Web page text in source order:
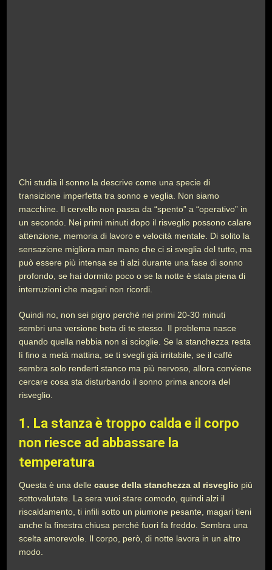
Chi studia il sonno la descrive come una specie di
transizione imperfetta tra sonno e veglia. Non siamo
macchine. Il cervello non passa da “spento” a “operativo” in
un secondo. Nei primi minuti dopo il risveglio possono calare
attenzione, memoria di lavoro e velocità mentale. Di solito la
sensazione migliora man mano che ci si sveglia del tutto, ma
può essere più intensa se ti alzi durante una fase di sonno
profondo, se hai dormito poco o se la notte è stata piena di
interruzioni che magari non ricordi.
Quindi no, non sei pigro perché nei primi 20-30 minuti
sembri una versione beta di te stesso. Il problema nasce
quando quella nebbia non si scioglie. Se la stanchezza resta
lì fino a metà mattina, se ti svegli già irritabile, se il caffè
sembra solo renderti stanco ma più nervoso, allora conviene
cercare cosa sta disturbando il sonno prima ancora del
risveglio.
1. La stanza è troppo calda e il corpo
non riesce ad abbassare la
temperatura
Questa è una dellecause della stanchezza al risveglio più
sottovalutate. La sera vuoi stare comodo, quindi alzi il
riscaldamento, ti infili sotto un piumone pesante, magari tieni
anche la finestra chiusa perché fuori fa freddo. Sembra una
scelta amorevole. Il corpo, però, di notte lavora in un altro
modo.